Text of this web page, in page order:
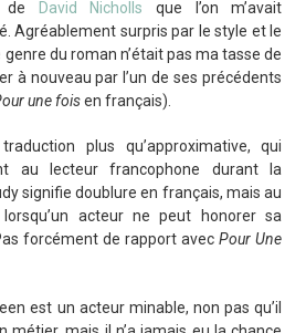
de
David Nicholls que l’on m’avait
Agréablement surpris par le style et le
du roman n’était pas ma tasse de
à nouveau par l’un de ses précédents
une foisen français).
plus qu’approximative, qui
au lecteur francophone durant la
signifie doublure en français, mais au
acteur ne peut honorer sa
forcément de rapport avecPour Une
est un acteur minable, non pas qu’il